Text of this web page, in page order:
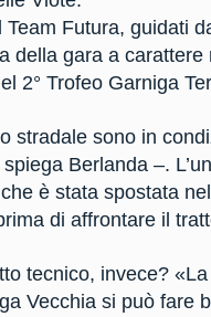
Team Futura, guidati
della gara a
2° Trofeo Garniga
stradale sono in
Berlanda –.
è stata spostata
di affrontare il
tecnico, invece?
Vecchia si può fare